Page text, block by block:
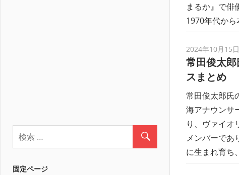
まるか』で俳
1970年代か
2024年10月15日
常田俊太
スまとめ
常田俊太郎氏
海アナウンサ
り、ヴァイ
メンバーであ
に生まれ育ち
固定ページ